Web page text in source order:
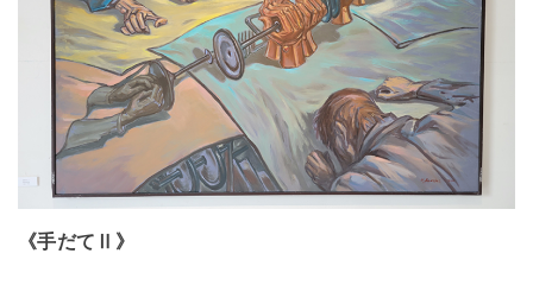
《手だてⅡ》